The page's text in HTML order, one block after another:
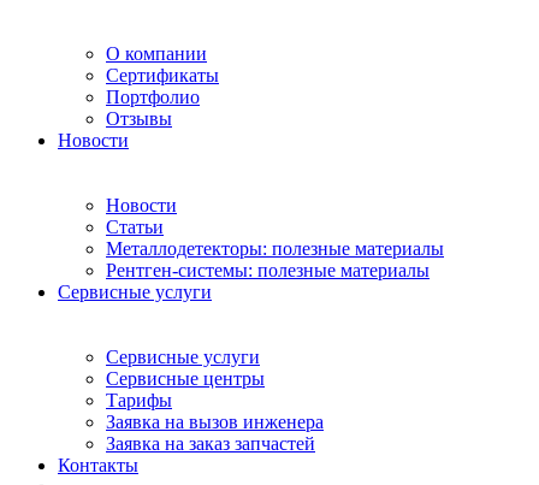
О компании
Сертификаты
Портфолио
Отзывы
Новости
Новости
Статьи
Металлодетекторы: полезные материалы
Рентген-системы: полезные материалы
Сервисные услуги
Сервисные услуги
Сервисные центры
Тарифы
Заявка на вызов инженера
Заявка на заказ запчастей
Контакты